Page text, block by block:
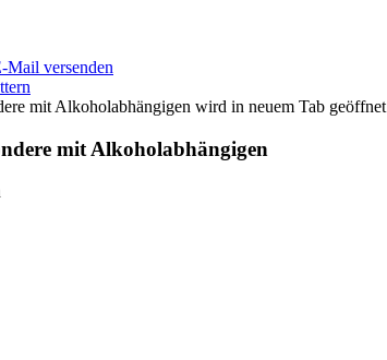
Mail versenden
wird in neuem Tab geöffnet
mit Alkoholabhängigen